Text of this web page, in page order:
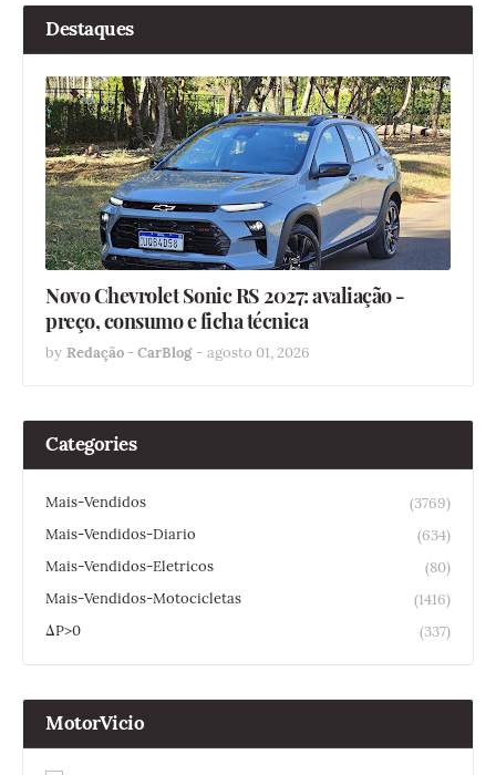
Destaques
Novo Chevrolet Sonic RS 2027: avaliação -
preço, consumo e ficha técnica
by Redação - CarBlog - agosto 01, 2026
Categories
Mais-Vendidos
(3769)
Mais-Vendidos-Diario
(634)
Mais-Vendidos-Eletricos
(80)
Mais-Vendidos-Motocicletas
(1416)
ΔP>0
(337)
MotorVicio